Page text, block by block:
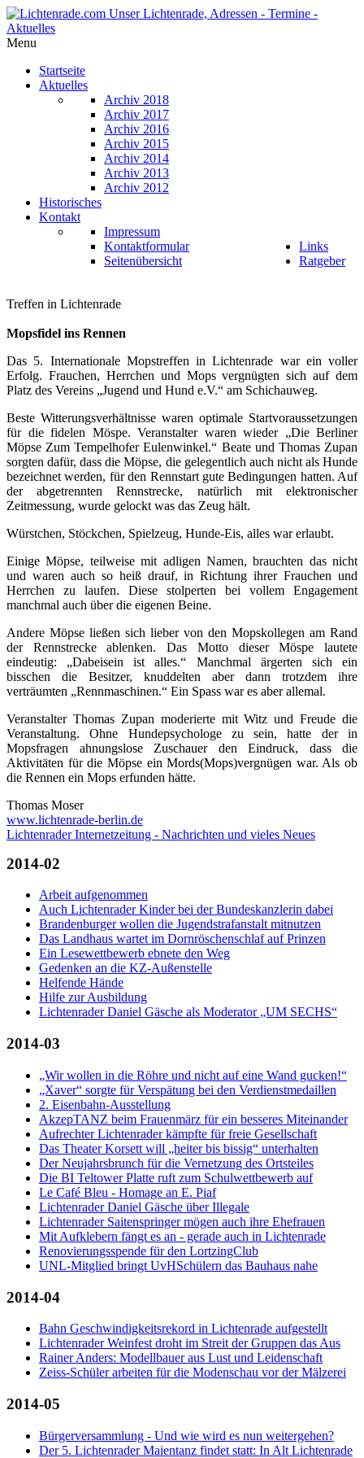
Menu
Startseite
Aktuelles
Archiv 2018
Archiv 2017
Archiv 2016
Archiv 2015
Archiv 2014
Archiv 2013
Archiv 2012
Historisches
Kontakt
Impressum
Kontaktformular
Seitenübersicht
Links
Ratgeber
Treffen in Lichtenrade
Mopsfidel ins Rennen
Das 5. Internationale Mopstreffen in Lichtenrade war ein voller
Erfolg. Frauchen, Herrchen und Mops vergnügten sich auf dem
Platz des Vereins „Jugend und Hund e.V.“ am Schichauweg.
Beste Witterungsverhältnisse waren optimale Startvoraussetzungen
für die fidelen Möspe. Veranstalter waren wieder „Die Berliner
Möpse Zum Tempelhofer Eulenwinkel.“ Beate und Thomas Zupan
sorgten dafür, dass die Möpse, die gelegentlich auch nicht als Hunde
bezeichnet werden, für den Rennstart gute Bedingungen hatten. Auf
der abgetrennten Rennstrecke, natürlich mit elektronischer
Zeitmessung, wurde gelockt was das Zeug hält.
Würstchen, Stöckchen, Spielzeug, Hunde-Eis, alles war erlaubt.
Einige Möpse, teilweise mit adligen Namen, brauchten das nicht
und waren auch so heiß drauf, in Richtung ihrer Frauchen und
Herrchen zu laufen. Diese stolperten bei vollem Engagement
manchmal auch über die eigenen Beine.
Andere Möpse ließen sich lieber von den Mopskollegen am Rand
der Rennstrecke ablenken. Das Motto dieser Möspe lautete
eindeutig: „Dabeisein ist alles.“ Manchmal ärgerten sich ein
bisschen die Besitzer, knuddelten aber dann trotzdem ihre
verträumten „Rennmaschinen.“ Ein Spass war es aber allemal.
Veranstalter Thomas Zupan moderierte mit Witz und Freude die
Veranstaltung. Ohne Hundepsychologe zu sein, hatte der in
Mopsfragen ahnungslose Zuschauer den Eindruck, dass die
Aktivitäten für die Möpse ein Mords(Mops)vergnügen war. Als ob
die Rennen ein Mops erfunden hätte.
Thomas Moser
www.lichtenrade-berlin.de
Lichtenrader Internetzeitung - Nachrichten und vieles Neues
2014-02
Arbeit aufgenommen
Auch Lichtenrader Kinder bei der Bundeskanzlerin dabei
Brandenburger wollen die Jugendstrafanstalt mitnutzen
Das Landhaus wartet im Dornröschenschlaf auf Prinzen
Ein Lesewettbewerb ebnete den Weg
Gedenken an die KZ-Außenstelle
Helfende Hände
Hilfe zur Ausbildung
Lichtenrader Daniel Gäsche als Moderator „UM SECHS“
2014-03
„Wir wollen in die Röhre und nicht auf eine Wand gucken!“
„Xaver“ sorgte für Verspätung bei den Verdienstmedaillen
2. Eisenbahn-Ausstellung
AkzepTANZ beim Frauenmärz für ein besseres Miteinander
Aufrechter Lichtenrader kämpfte für freie Gesellschaft
Das Theater Korsett will „heiter bis bissig“ unterhalten
Der Neujahrsbrunch für die Vernetzung des Ortsteiles
Die BI Teltower Platte ruft zum Schulwettbewerb auf
Le Café Bleu - Homage an E. Piaf
Lichtenrader Daniel Gäsche über Illegale
Lichtenrader Saitenspringer mögen auch ihre Ehefrauen
Mit Aufklebern fängt es an - gerade auch in Lichtenrade
Renovierungsspende für den LortzingClub
UNL-Mitglied bringt UvHSchülern das Bauhaus nahe
2014-04
Bahn Geschwindigkeitsrekord in Lichtenrade aufgestellt
Lichtenrader Weinfest droht im Streit der Gruppen das Aus
Rainer Anders: Modellbauer aus Lust und Leidenschaft
Zeiss-Schüler arbeiten für die Modenschau vor der Mälzerei
2014-05
Bürgerversammlung - Und wie wird es nun weitergehen?
Der 5. Lichtenrader Maientanz findet statt: In Alt Lichtenrade